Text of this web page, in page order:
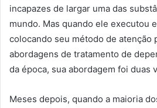
incapazes de largar uma das
mundo. Mas quando ele executou
colocando seu método de atenção
abordagens de tratamento de
da época, sua abordagem foi duas
Meses depois, quando a maioria